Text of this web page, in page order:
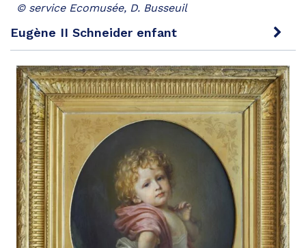
© service Ecomusée, D. Busseuil
Eugène II Schneider enfant